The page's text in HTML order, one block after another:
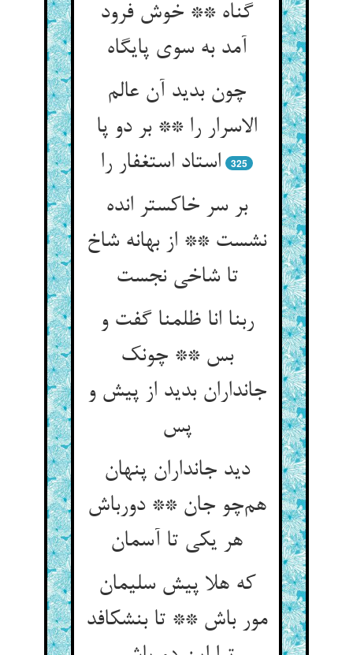
گناه ** خوش فرود
آمد به سوی پایگاه
چون بدید آن عالم
الاسرار را ** بر دو پا
استاد استغفار را
325
بر سر خاکستر انده
نشست ** از بهانه شاخ
تا شاخی نجست
ربنا انا ظلمنا گفت و
بس ** چونک
جانداران بدید از پیش و
پس
دید جانداران پنهان
هم‌چو جان ** دورباش
هر یکی تا آسمان
که هلا پیش سلیمان
مور باش ** تا بنشکافد